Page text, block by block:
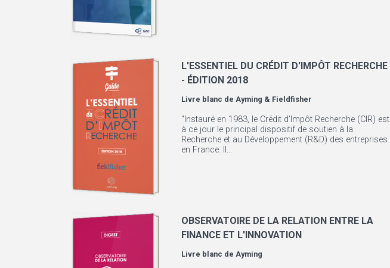
L'ESSENTIEL DU CRÉDIT D'IMPÔT RECHERCHE
- ÉDITION 2018
Livre blanc de Ayming & Fieldfisher
"Instauré en 1983, le Crédit d’Impôt Recherche (CIR) est
à ce jour le principal dispositif de soutien à la
Recherche et au Développement (R&D) des entreprises
en France. Il...
OBSERVATOIRE DE LA RELATION ENTRE LA
FINANCE ET L'INNOVATION
Livre blanc de Ayming